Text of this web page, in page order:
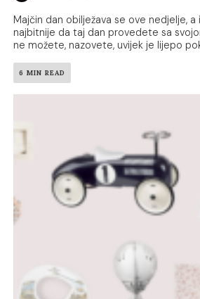
Majčin dan obilježava se ove nedjelje, a
najbitnije da taj dan provedete sa
ne možete, nazovete, uvijek je lijepo
6 MIN READ